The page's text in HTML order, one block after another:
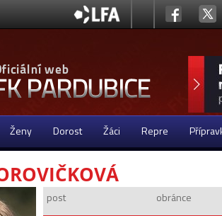
Ženy Dorost Žáci Repre
post
obránce